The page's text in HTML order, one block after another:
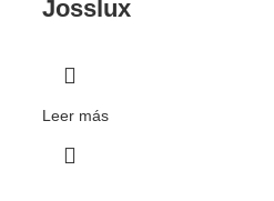
Josslux
Leer más